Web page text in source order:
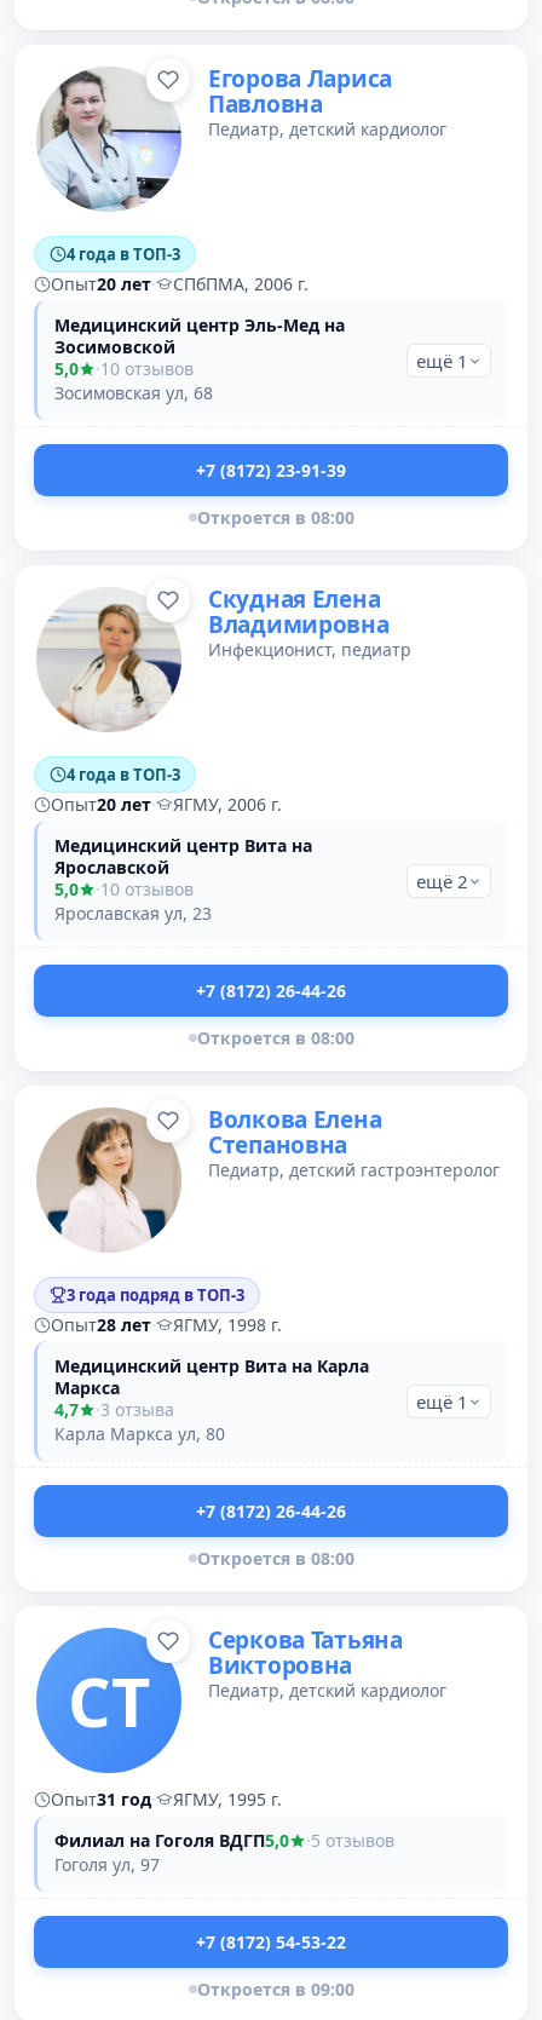
Егорова Лариса
Павловна
Педиатр, детский кардиолог
4 года в ТОП-3
Опыт20 лет·
СПбПМА, 2006 г.
Медицинский центр Эль-Мед на
Зосимовской
5,0
·10 отзывов
Зосимовская ул, 68
ещё 1
+7 (8172) 23-91-39
Откроется в 08:00
Скудная Елена
Владимировна
Инфекционист, педиатр
4 года в ТОП-3
Опыт20 лет·
ЯГМУ, 2006 г.
Медицинский центр Вита на
Ярославской
5,0
·10 отзывов
Ярославская ул, 23
ещё 2
+7 (8172) 26-44-26
Откроется в 08:00
Волкова Елена
Степановна
Педиатр, детский гастроэнтеролог
3 года подряд в ТОП-3
Опыт28 лет·
ЯГМУ, 1998 г.
Медицинский центр Вита на Карла
Маркса
4,7
·3 отзыва
Карла Маркса ул, 80
ещё 1
+7 (8172) 26-44-26
Откроется в 08:00
СТ
Серкова Татьяна
Викторовна
Педиатр, детский кардиолог
Опыт31 год·
ЯГМУ, 1995 г.
Филиал на Гоголя ВДГП5,0 ·5 отзывов
Гоголя ул, 97
+7 (8172) 54-53-22
Откроется в 09:00